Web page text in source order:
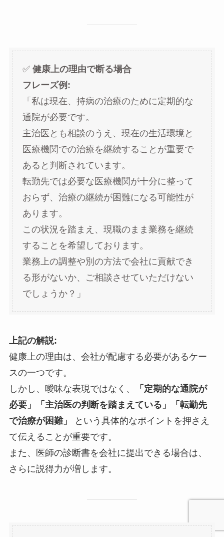
✅ 健康上の理由で断る場合
フレーズ例:
「私は現在、持病の治療のために定期的な
通院が必要です。
主治医とも相談のうえ、現在の生活環境と
医療機関での治療を継続することが重要で
あると判断されています。
転勤先では必要な医療機関が十分に整って
おらず、治療の継続が困難になる可能性が
あります。
この状況を踏まえ、現職のまま業務を継続
することを希望しております。
業務上の調整や別の方法で会社に貢献でき
る形がないか、ご相談させていただけない
でしょうか？」
上記の解説:
健康上の理由は、会社が配慮する必要があるケー
スの一つです。
しかし、曖昧な表現ではなく、
「定期的な通院が
必要」「主治医の判断を踏まえている」「転勤先
で治療が困難」
という具体的なポイントを押さえ
て伝えることが重要です。
また、医師の診断書を会社に提出できる場合は、
さらに説得力が増します。